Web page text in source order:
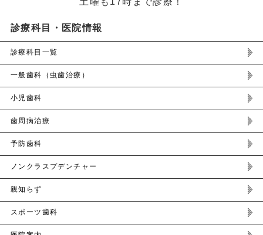
診療科目・医院情報
診療科目一覧
一般歯科（虫歯治療）
小児歯科
歯周病治療
予防歯科
ノンクラスプデンチャー
親知らず
スポーツ歯科